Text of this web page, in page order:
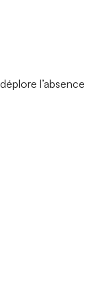
l’absence